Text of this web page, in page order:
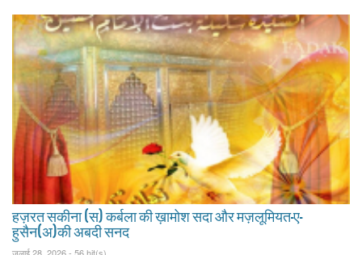
हज़रत सकीना (स) कर्बला की ख़ामोश सदा और मज़लूमियत-ए-
हुसैन(अ)की अबदी सनद